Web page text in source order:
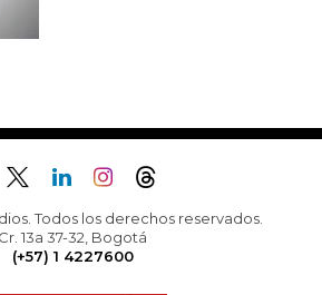
Todos los derechos reservados.
Cr. 13a 37-32, Bogotá
(+57) 1 4227600